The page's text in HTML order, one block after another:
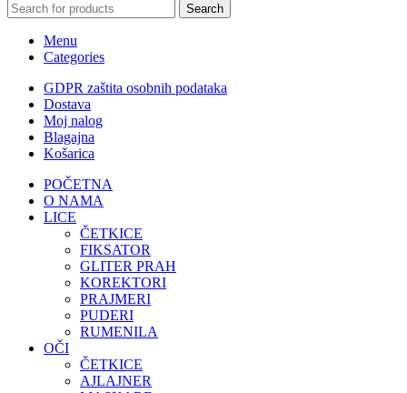
Search
Menu
Categories
GDPR zaštita osobnih podataka
Dostava
Moj nalog
Blagajna
Košarica
POČETNA
O NAMA
LICE
ČETKICE
FIKSATOR
GLITER PRAH
KOREKTORI
PRAJMERI
PUDERI
RUMENILA
OČI
ČETKICE
AJLAJNER